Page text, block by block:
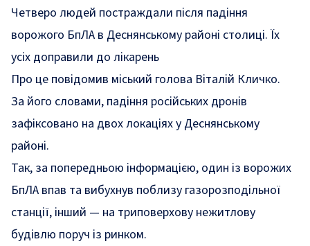
Четверо людей постраждали після падіння
ворожого БпЛА в Деснянському районі столиці. Їх
усіх доправили до лікарень
Про це повідомив міський голова Віталій Кличко.
За його словами, падіння російських дронів
зафіксовано на двох локаціях у Деснянському
районі.
Так, за попередньою інформацією, один із ворожих
БпЛА впав та вибухнув поблизу газорозподільної
станції, інший — на триповерхову нежитлову
будівлю поруч із ринком.